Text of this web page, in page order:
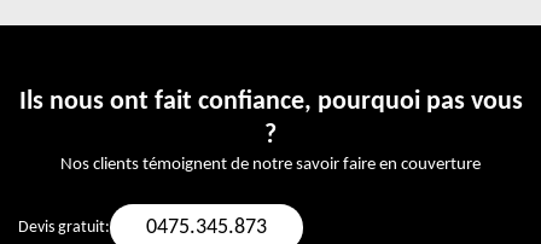
Ils nous ont fait confiance, pourquoi pas vous
?
Nos clients témoignent de notre savoir faire en couverture
Devis gratuit: 0475.345.873